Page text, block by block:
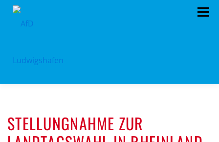
Zum
Menü
PROGRAMM KONTAKT SPENDEN
STELLUNGNAHME ZUR